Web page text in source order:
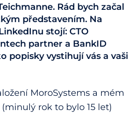
Rád bych začal
představením. Na
stojí: CTO
partner a BankID
popisky vystihují vás a vaši
MoroSystems a mém
rok to bylo 15 let)